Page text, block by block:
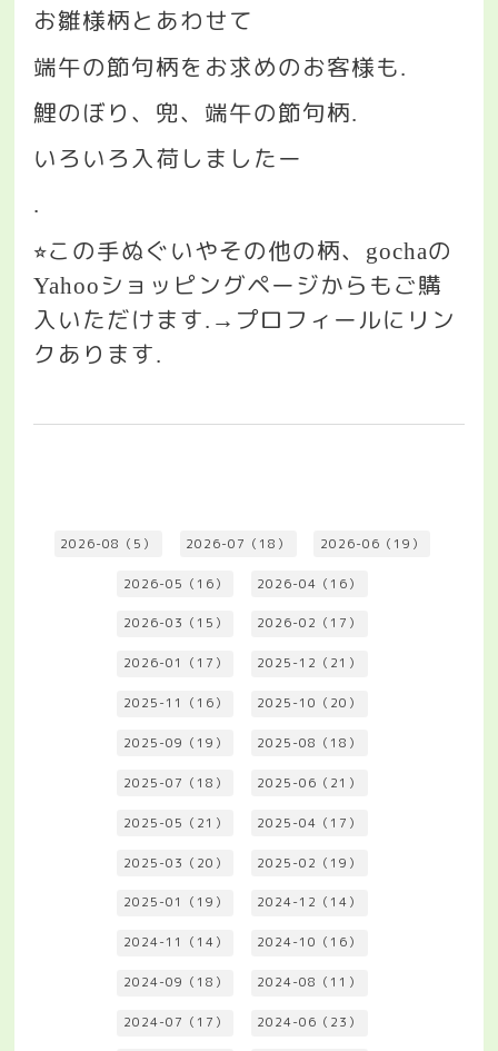
お雛様柄とあわせて
端午の節句柄をお求めのお客様も.
鯉のぼり、兜、端午の節句柄.
いろいろ入荷しましたー
.
⭐︎この手ぬぐいやその他の柄、 gochaの
Yahoo ショッピングページからもご購
入いただけます.→ プロフィールにリン
クあります.
2026-08（5） 2026-07（18） 2026-06（19）
2026-05（16） 2026-04（16）
2026-03（15） 2026-02（17）
2026-01（17） 2025-12（21）
2025-11（16） 2025-10（20）
2025-09（19） 2025-08（18）
2025-07（18） 2025-06（21）
2025-05（21） 2025-04（17）
2025-03（20） 2025-02（19）
2025-01（19） 2024-12（14）
2024-11（14） 2024-10（16）
2024-09（18） 2024-08（11）
2024-07（17） 2024-06（23）